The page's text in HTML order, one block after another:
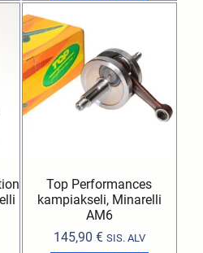
Top Performances
kampiakseli, Minarelli
AM6
145,90 € SIS. ALV